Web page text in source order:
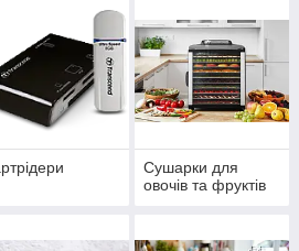
Сушарки для
овочів та фруктів